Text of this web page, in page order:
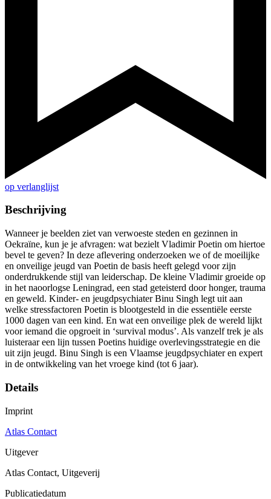
op verlanglijst
Beschrijving
Wanneer je beelden ziet van verwoeste steden en gezinnen in
Oekraïne, kun je je afvragen: wat bezielt Vladimir Poetin om hiertoe
bevel te geven? In deze aflevering onderzoeken we of de moeilijke
en onveilige jeugd van Poetin de basis heeft gelegd voor zijn
onderdrukkende stijl van leiderschap. De kleine Vladimir groeide op
in het naoorlogse Leningrad, een stad geteisterd door honger, trauma
en geweld. Kinder- en jeugdpsychiater Binu Singh legt uit aan
welke stressfactoren Poetin is blootgesteld in die essentiële eerste
1000 dagen van een kind. En wat een onveilige plek de wereld lijkt
voor iemand die opgroeit in ‘survival modus’. Als vanzelf trek je als
luisteraar een lijn tussen Poetins huidige overlevingsstrategie en die
uit zijn jeugd. Binu Singh is een Vlaamse jeugdpsychiater en expert
in de ontwikkeling van het vroege kind (tot 6 jaar).
Details
Imprint
Atlas Contact
Uitgever
Atlas Contact, Uitgeverij
Publicatiedatum